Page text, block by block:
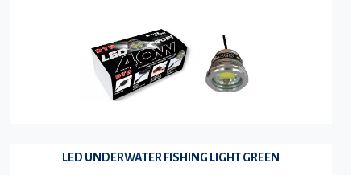
LED UNDERWATER FISHING LIGHT GREEN